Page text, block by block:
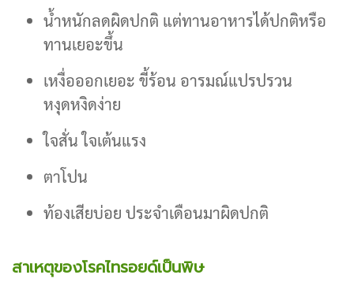
น้ำหนักลดผิดปกติ แต่ทานอาหารได้ปกติหรือ
ทานเยอะขึ้น
เหงื่อออกเยอะ ขี้ร้อน อารมณ์แปรปรวน
หงุดหงิดง่าย
ใจสั่น ใจเต้นแรง
ตาโปน
ท้องเสียบ่อย ประจำเดือนมาผิดปกติ
สาเหตุของโรคไทรอยด์เป็นพิษ